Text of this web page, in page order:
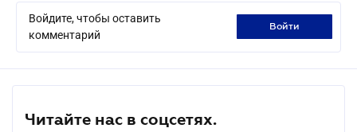
Войдите, чтобы оставить
комментарий
войти
Читайте нас в соцсетях.